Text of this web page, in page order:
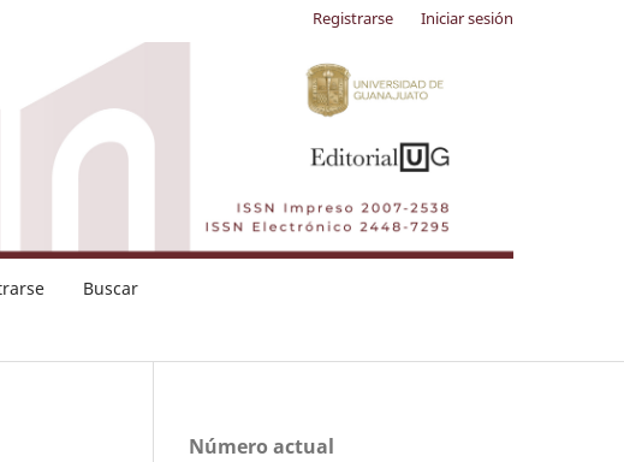
Buscar
Registrarse Iniciar sesión
Número actual